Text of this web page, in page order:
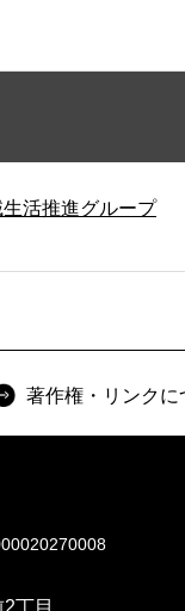
活推進グループ
著作権・リンクに